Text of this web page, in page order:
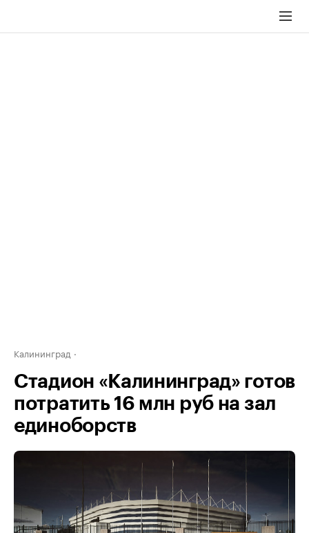
Калининград
Стадион «Калининград» готов
потратить 16 млн руб на зал
единоборств